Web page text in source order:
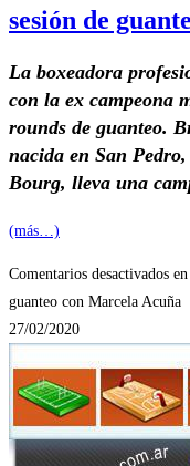
sesión de
La boxeadora
con la ex campeona
rounds de guanteo.
nacida en San
Bourg, lleva una
(más…)
Comentarios desactivados
guanteo con Marcela Acuña
27/02/2020